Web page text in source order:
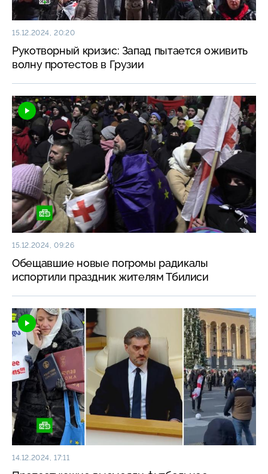
15.12.2024, 20:20
Рукотворный кризис: Запад пытается оживить
волну протестов в Грузии
15.12.2024, 09:26
Обещавшие новые погромы радикалы
испортили праздник жителям Тбилиси
14.12.2024, 17:11